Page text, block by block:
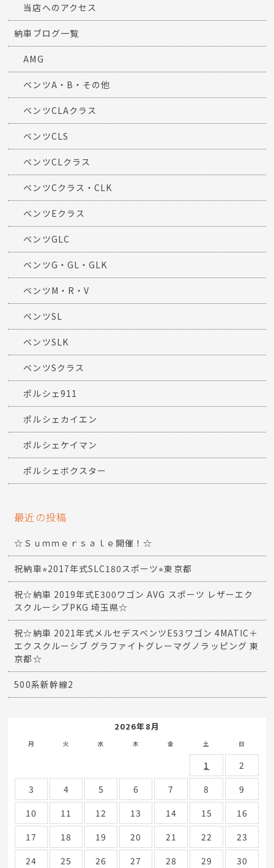
当店へのアクセス
納車ブログ一覧
AMG
ベンツA・B・その他
ベンツCLAクラス
ベンツCLS
ベンツCLクラス
ベンツCクラス・CLK
ベンツEクラス
ベンツGLC
ベンツG・GL・GLK
ベンツM・R・V
ベンツSL
ベンツSLK
ベンツSクラス
ポルシェ911
ポルシェカイエン
ポルシェケイマン
ポルシェボクスター
最近の投稿
☆Ｓｕｍｍｅｒｓａｌｅ開催！☆
祝納車⭐︎2017年式SLC180スポーツ⭐︎東京都
祝☆納車 2019年式E300ワゴン AVG スポーツ レザーエク
スクルーシブPKG 埼玉県☆
祝☆納車 2021年式メルセデスベンツE53ワゴン 4MATIC＋
エクスクルーシブ グラファイトグレーマグノラッピング 東
京都☆
500系新幹線2
2026年8月
月 火 水 木 金 土 日
1
2
3
4 5 6 7 8
9
10
11 12 13 14 15
16
17
18 19 20 21 22
23
24
25 26 27 28 29 30